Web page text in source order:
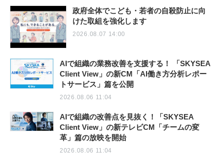
政府全体でこども・若者の自殺防止に向
けた取組を強化します
2026.08.07 14:00
AIで組織の業務改善を支援する！ 「SKYSEA
Client View」の新CM「AI働き方分析レポー
トサービス」篇を公開
2026.08.06 11:04
AIで組織の改善点を見抜く！「SKYSEA
Client View」の新テレビCM「チームの変
革」篇の放映を開始
2026.08.06 11:04